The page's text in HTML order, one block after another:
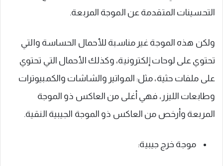
التحسينات المتقدمة عن الموجة المربعة.
ولكن هذه الموجة غير مناسبة للأحمال الحساسة والتي
تحتوي على لوحات إلكترونية، وكذلك الأحمال التي تحتوي
على ملفات حثية، مثل: المواتير والشاشات والكمبيوترات
وطابعات الليزر، فهي أغلى من العاكس ذو الموجة
المربعة وأرخص من العاكس ذو الموجة الجيبية النقية.
موجة خرج جيبية: